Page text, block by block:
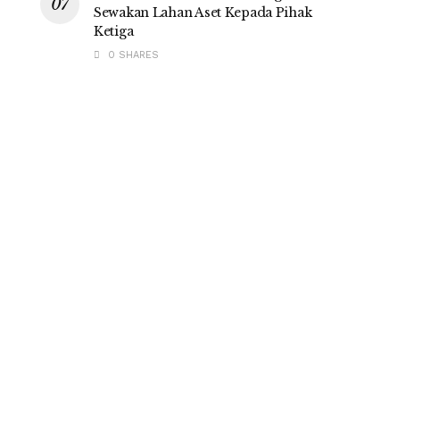
Sewakan Lahan Aset Kepada Pihak
Ketiga
0 SHARES